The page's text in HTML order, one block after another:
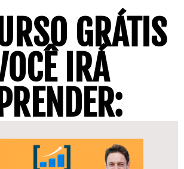
GRÁTIS
IRÁ